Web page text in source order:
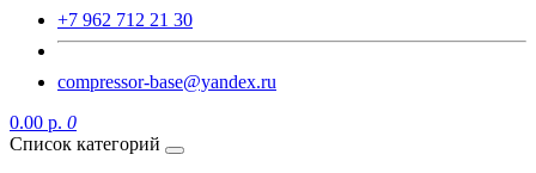
+7 962 712 21 30
compressor-base@yandex.ru
0.00 р. 0
Список категорий